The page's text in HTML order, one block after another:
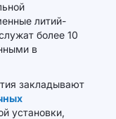
литий-
более 10
в
закладывают
установки,